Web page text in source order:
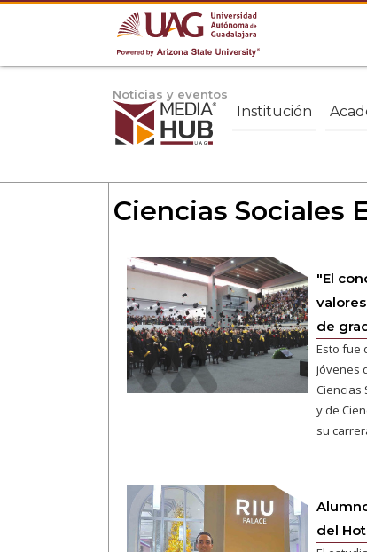
Noticias y eventos
Institución
Ciencias Sociales
"El
de
Esto fue
jóvenes
Ciencias
y de
su
del